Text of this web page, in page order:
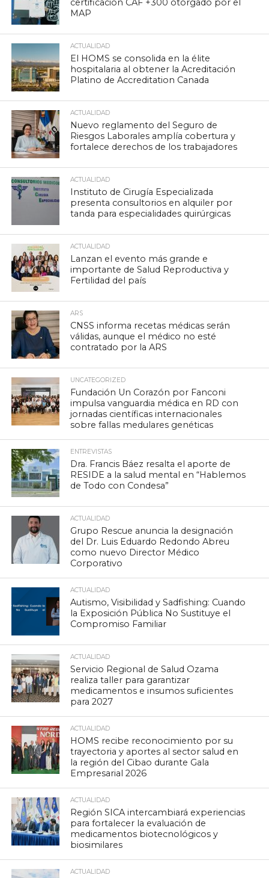
certificación CAF +300 otorgado por el
MAP
ACTUALIDAD
El HOMS se consolida en la élite
hospitalaria al obtener la Acreditación
Platino de Accreditation Canada
ACTUALIDAD
Nuevo reglamento del Seguro de
Riesgos Laborales amplía cobertura y
fortalece derechos de los trabajadores
ACTUALIDAD
Instituto de Cirugía Especializada
presenta consultorios en alquiler por
tanda para especialidades quirúrgicas
ACTUALIDAD
Lanzan el evento más grande e
importante de Salud Reproductiva y
Fertilidad del país
ARS
CNSS informa recetas médicas serán
válidas, aunque el médico no esté
contratado por la ARS
UNCATEGORIZED
Fundación Un Corazón por Fanconi
impulsa vanguardia médica en RD con
jornadas científicas internacionales
sobre fallas medulares genéticas
ENTREVISTAS
Dra. Francis Báez resalta el aporte de
RESIDE a la salud mental en “Hablemos
de Todo con Condesa”
ACTUALIDAD
Grupo Rescue anuncia la designación
del Dr. Luis Eduardo Redondo Abreu
como nuevo Director Médico
Corporativo
ACTUALIDAD
Autismo, Visibilidad y Sadfishing: Cuando
la Exposición Pública No Sustituye el
Compromiso Familiar
ACTUALIDAD
Servicio Regional de Salud Ozama
realiza taller para garantizar
medicamentos e insumos suficientes
para 2027
ACTUALIDAD
HOMS recibe reconocimiento por su
trayectoria y aportes al sector salud en
la región del Cibao durante Gala
Empresarial 2026
ACTUALIDAD
Región SICA intercambiará experiencias
para fortalecer la evaluación de
medicamentos biotecnológicos y
biosimilares
ACTUALIDAD